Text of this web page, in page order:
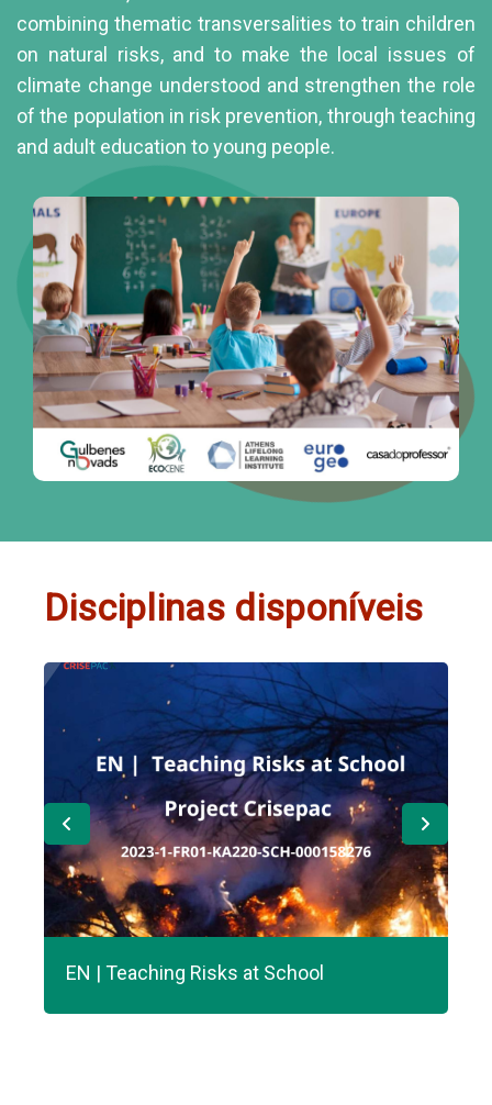
combining thematic transversalities to train children
on natural risks, and to make the local issues of
climate change understood and strengthen the role
of the population in risk prevention, through teaching
and adult education to young people.
Disciplinas disponíveis
EN | Teaching Risks at School